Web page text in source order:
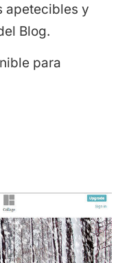
apetecibles y
Blog.
para